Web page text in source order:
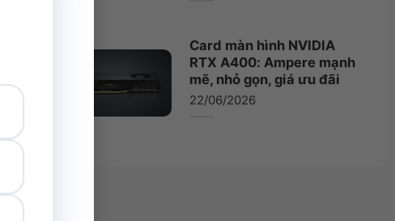
Card màn hình NVIDIA
RTX A400: Ampere mạnh
mẽ, nhỏ gọn, giá ưu đãi
22/06/2026